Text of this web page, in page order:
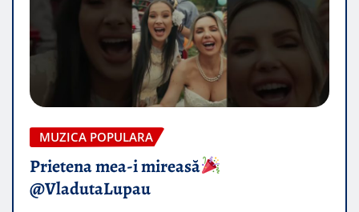
MUZICA POPULARA
Prietena mea-i mireasă​
@VladutaLupau